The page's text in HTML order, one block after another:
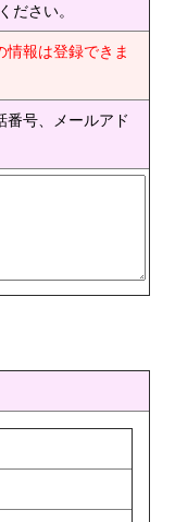
ださい。
報は登録できま
号、メールアド